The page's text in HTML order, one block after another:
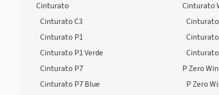
Cinturato
Cinturato C3
Cinturato P1
Cinturato P1 Verde
Cinturato P7
Cinturato P7 Blue
Cinturato
P Zero
P Zero